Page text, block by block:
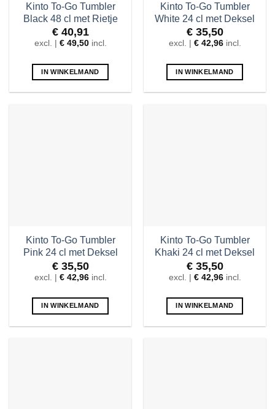
Kinto To-Go Tumbler
Black 48 cl met Rietje
€40,91
excl. | €49,50incl.
IN WINKELMAND
Kinto To-Go Tumbler
White 24 cl met Deksel
€35,50
excl. | €42,96incl.
IN WINKELMAND
Kinto To-Go Tumbler
Pink 24 cl met Deksel
€35,50
excl. | €42,96incl.
IN WINKELMAND
Kinto To-Go Tumbler
Khaki 24 cl met Deksel
€35,50
excl. | €42,96incl.
IN WINKELMAND